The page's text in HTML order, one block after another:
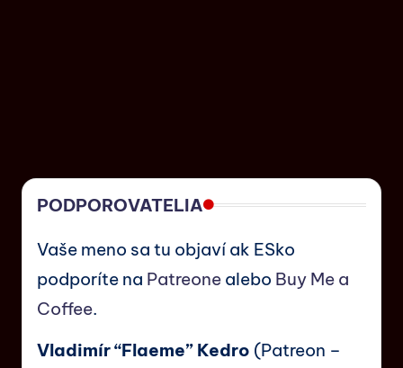
PODPOROVATELIA
Vaše meno sa tu objaví ak ESko
podporíte na Patreone alebo Buy Me a
Coffee.
Vladimír “Flaeme” Kedro (Patreon –